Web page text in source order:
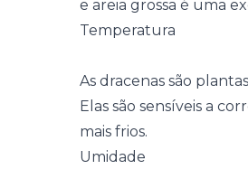
e areia grossa é uma
Temperatura
As dracenas são
Elas são sensíveis a
mais frios.
Umidade